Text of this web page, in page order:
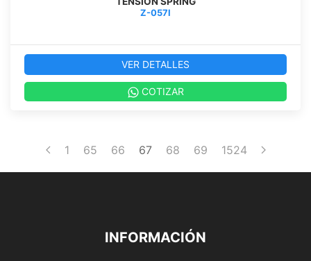
Z-057I
VER DETALLES
COTIZAR
1 65 66 67 68 69 1524
INFORMACIÓN